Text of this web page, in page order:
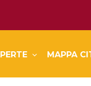
MAPPA